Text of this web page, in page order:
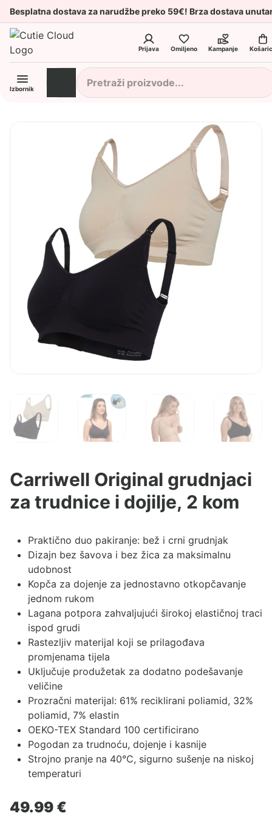
Besplatna dostava za narudžbe preko 59€! Brza dostava
Prijava Omiljeno Kampanje
Izbornik
Carriwell Original grudnjaci
za trudnice i dojilje, 2 kom
Praktično duo pakiranje: bež i crni grudnjak
Dizajn bez šavova i bez žica za maksimalnu
udobnost
Kopča za dojenje za jednostavno otkopčavanje
jednom rukom
Lagana potpora zahvaljujući širokoj elastičnoj traci
ispod grudi
Rastezljiv materijal koji se prilagođava
promjenama tijela
Uključuje produžetak za dodatno podešavanje
veličine
Prozračni materijal: 61% reciklirani poliamid, 32%
poliamid, 7% elastin
OEKO-TEX Standard 100 certificirano
Pogodan za trudnoću, dojenje i kasnije
Strojno pranje na 40°C, sigurno sušenje na niskoj
temperaturi
49.99 €